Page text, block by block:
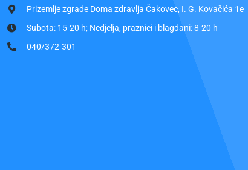
Prizemlje zgrade Doma zdravlja Čakovec, I. G. Kovačića 1e
Subota: 15-20 h; Nedjelja, praznici i blagdani: 8-20 h
040/372-301